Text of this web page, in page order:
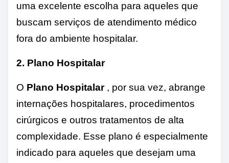
uma excelente escolha para aqueles que
buscam serviços de atendimento médico
fora do ambiente hospitalar.
2. Plano Hospitalar
O Plano Hospitalar, por sua vez, abrange
internações hospitalares, procedimentos
cirúrgicos e outros tratamentos de alta
complexidade. Esse plano é especialmente
indicado para aqueles que desejam uma